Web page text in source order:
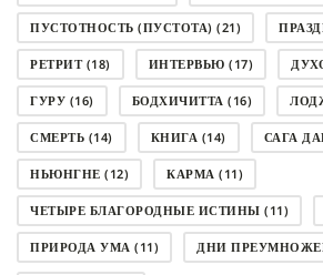
ПУСТОТНОСТЬ (ПУСТОТА) (21)
РЕТРИТ(18) ИНТЕРВЬЮ (17)
ГУРУ (16) БОДХИЧИТТА (16)
СМЕРТЬ (14) КНИГА (14) САГА
НЬЮНГНЕ (12) КАРМА (11)
ЧЕТЫРЕ БЛАГОРОДНЫЕ ИСТИНЫ (11)
ПРИРОДА УМА (11) ДНИ